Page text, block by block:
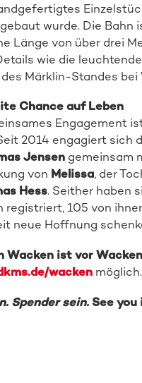
wurde. Die Bahn
Länge von über drei
wie die
Märklin-Standes bei
Chance auf Leben
Engagement
2014 engagiert sich
Jensen gemeinsam
von Melissa, der
Hess. Seither haben
registriert, 105 von
neue Hoffnung
Wacken ist vor
wackenmöglich.
Spender sein. See you